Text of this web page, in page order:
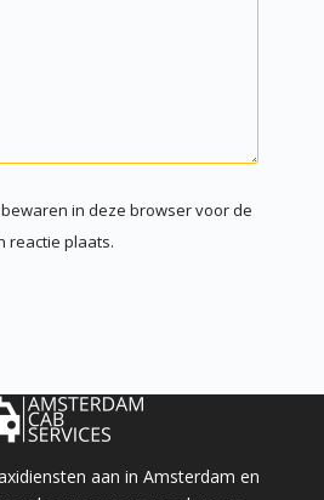
in deze browser voor de
reactie plaats.
aan in Amsterdam en